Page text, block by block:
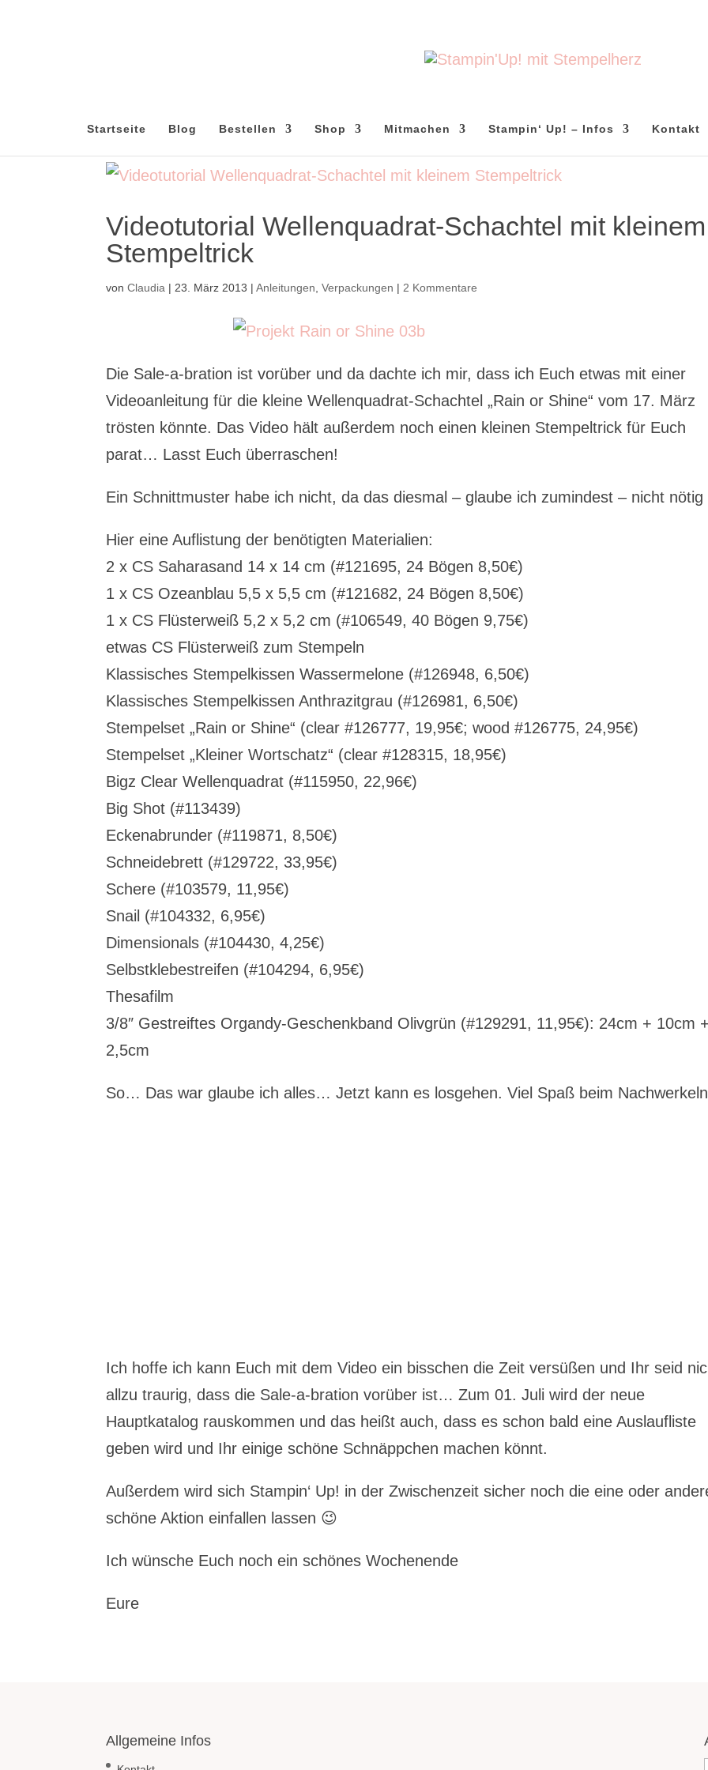
Startseite Blog Bestellen Shop Mitmachen Stampin‘ Up! – Infos Kontakt
Videotutorial Wellenquadrat-Schachtel mit kleinem
Stempeltrick
vonClaudia | 23. März 2013 |Anleitungen ,Verpackungen | 2 Kommentare
Die Sale-a-bration ist vorüber und da dachte ich mir, dass ich Euch etwas mit einer
Videoanleitung für die kleine Wellenquadrat-Schachtel „Rain or Shine“ vom 17. März
trösten könnte. Das Video hält außerdem noch einen kleinen Stempeltrick für Euch
parat… Lasst Euch überraschen!
Ein Schnittmuster habe ich nicht, da das diesmal – glaube ich zumindest – nicht nötig
Hier eine Auflistung der benötigten Materialien:
2 x CS Saharasand 14 x 14 cm (#121695, 24 Bögen 8,50€)
1 x CS Ozeanblau 5,5 x 5,5 cm (#121682, 24 Bögen 8,50€)
1 x CS Flüsterweiß 5,2 x 5,2 cm (#106549, 40 Bögen 9,75€)
etwas CS Flüsterweiß zum Stempeln
Klassisches Stempelkissen Wassermelone (#126948, 6,50€)
Klassisches Stempelkissen Anthrazitgrau (#126981, 6,50€)
Stempelset „Rain or Shine“ (clear #126777, 19,95€; wood #126775, 24,95€)
Stempelset „Kleiner Wortschatz“ (clear #128315, 18,95€)
Bigz Clear Wellenquadrat (#115950, 22,96€)
Big Shot (#113439)
Eckenabrunder (#119871, 8,50€)
Schneidebrett (#129722, 33,95€)
Schere (#103579, 11,95€)
Snail (#104332, 6,95€)
Dimensionals (#104430, 4,25€)
Selbstklebestreifen (#104294, 6,95€)
Thesafilm
3/8″ Gestreiftes Organdy-Geschenkband Olivgrün (#129291, 11,95€): 24cm + 10cm
2,5cm
So… Das war glaube ich alles… Jetzt kann es losgehen. Viel Spaß beim
Ich hoffe ich kann Euch mit dem Video ein bisschen die Zeit versüßen und Ihr seid
allzu traurig, dass die Sale-a-bration vorüber ist… Zum 01. Juli wird der neue
Hauptkatalog rauskommen und das heißt auch, dass es schon bald eine Auslaufliste
geben wird und Ihr einige schöne Schnäppchen machen könnt.
Außerdem wird sich Stampin‘ Up! in der Zwischenzeit sicher noch die eine oder
schöne Aktion einfallen lassen 😉
Ich wünsche Euch noch ein schönes Wochenende
Eure
Allgemeine Infos